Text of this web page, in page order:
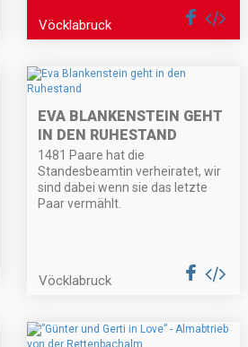
Vöcklabruck
EVA BLANKENSTEIN GEHT
IN DEN RUHESTAND
1481 Paare hat die
Standesbeamtin verheiratet, wir
sind dabei wenn sie das letzte
Paar vermählt.
Vöcklabruck